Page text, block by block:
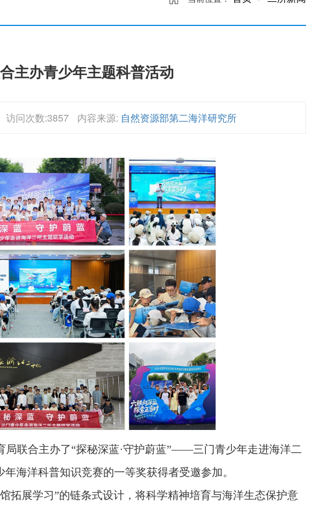
主办青少年主题科普活动
访问次数:3857 内容来源: 自然资源部第二海洋研究所
局联合主办了“探秘深蓝·守护蔚蓝”——三门青少年走进海洋二
海洋科普知识竞赛的一等奖获得者受邀参加。
展学习”的链条式设计，将科学精神培育与海洋生态保护意